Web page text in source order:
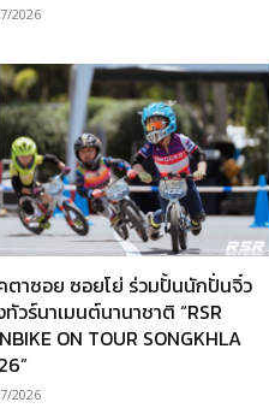
2026
ตาซอย ซอยโย่ ร่วมปั้นนักปั่นจิ๋ว
วร์นาเมนต์นานาชาติ “RSR
ON TOUR SONGKHLA
2026